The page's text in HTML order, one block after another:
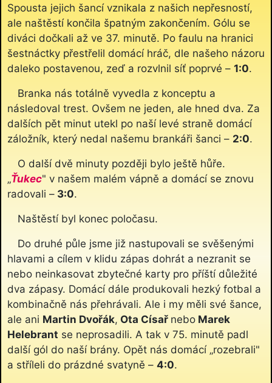
Spousta jejich šancí vznikala z našich nepřesností,
ale naštěstí končila špatným zakončením. Gólu se
diváci dočkali až ve 37. minutě. Po faulu na hranici
šestnáctky přestřelil domácí hráč, dle našeho názoru
daleko postavenou, zeď a rozvlnil síť poprvé – 1:0.
Branka nás totálně vyvedla z konceptu a
následoval trest. Ovšem ne jeden, ale hned dva. Za
dalších pět minut utekl po naší levé straně domácí
záložník, který nedal našemu brankáři šanci – 2:0.
O další dvě minuty později bylo ještě hůře.
„Ťukec" v našem malém vápně a domácí se znovu
radovali – 3:0.
Naštěstí byl konec poločasu.
Do druhé půle jsme již nastupovali se svěšenými
hlavami a cílem v klidu zápas dohrát a nezranit se
nebo neinkasovat zbytečné karty pro příští důležité
dva zápasy. Domácí dále produkovali hezký fotbal a
kombinačně nás přehrávali. Ale i my měli své šance,
ale ani Martin Dvořák, Ota Císař nebo Marek
Helebrant se neprosadili. A tak v 75. minutě padl
další gól do naší brány. Opět nás domácí „rozebrali"
a stříleli do prázdné svatyně – 4:0.